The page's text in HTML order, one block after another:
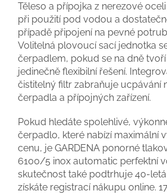
Těleso a přípojka z nerezové
při použití pod vodou a
případě připojení na pevné
Volitelná plovoucí sací jednotka
čerpadlem, pokud se na dně
jedinečně flexibilní řešení.
čistitelný filtr zabraňuje ucpávání
čerpadla a přípojných zařízení.
Pokud hledáte spolehlivé,
čerpadlo, které nabízí maximální
cenu, je GARDENA ponorné
6100/5 inox automatic perfektní
skutečnost také podtrhuje 40-
získáte registrací nákupu online.